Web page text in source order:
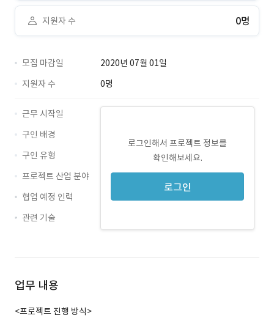
지원자 수 0명
모집 마감일
2020년 07월 01일
지원자 수
0명
로그인해서 프로젝트 정보를
확인해보세요.
로그인
근무 시작일
구인 배경
구인 유형
프로젝트 산업 분야
협업 예정 인력
관련 기술
업무 내용
<프로젝트 진행 방식>